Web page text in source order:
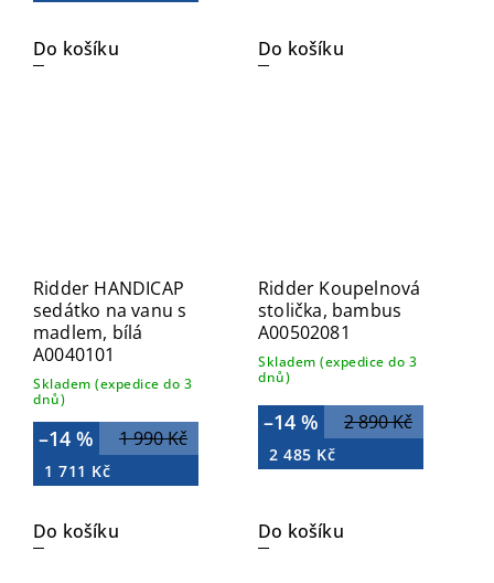
Do košíku Do košíku
Ridder HANDICAP
sedátko na vanu s
madlem, bílá
A0040101
Skladem (expedice do 3
dnů)
1 990 Kč
–14 %
1 711 Kč
Do košíku
Ridder Koupelnová
stolička, bambus
A00502081
Skladem (expedice do 3
dnů)
2 890 Kč
–14 %
2 485 Kč
Do košíku